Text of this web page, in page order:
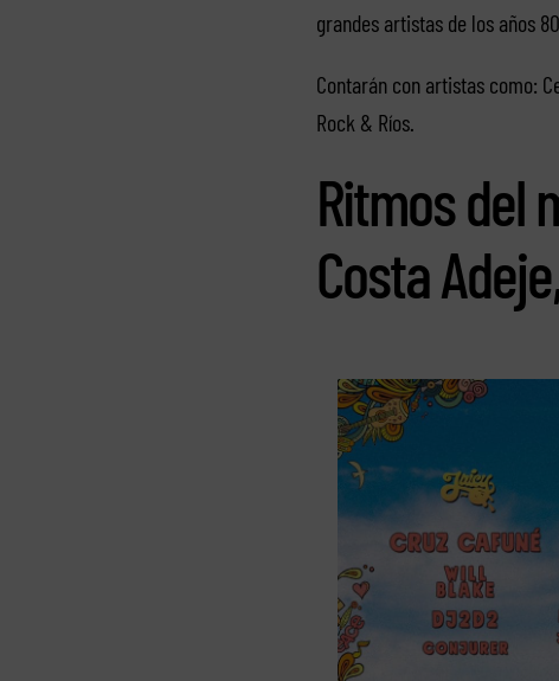
grandes artistas de los años
Contarán con artistas como:
Rock & Ríos.
Ritmos del
Costa